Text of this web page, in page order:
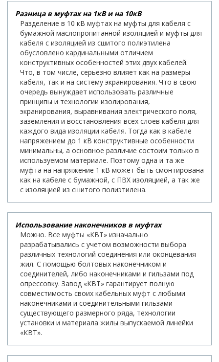
Разница в муфтах на 1кВ и на 10кВ
Разделение в 10 кВ муфтах на муфты для кабеля с
бумажной маслопропитанной изоляцией и муфты для
кабеля с изоляцией из сшитого полиэтилена
обусловлено кардинальными отличием
конструктивных особенностей этих двух кабелей.
Что, в том числе, серьезно влияет как на размеры
кабеля, так и на систему экранирования. Что в свою
очередь вынуждает использовать различные
принципы и технологии изолирования,
экранирования, выравнивания электрического поля,
заземления и восстановления всех слоев кабеля для
каждого вида изоляции кабеля. Тогда как в кабеле
напряжением до 1 кВ конструктивные особенности
минимальны, а основное различие состоим только в
используемом материале. Поэтому одна и та же
муфта на напряжение 1 кВ может быть смонтирована
как на кабеле с бумажной, с ПВХ изоляцией, а так же
с изоляцией из сшитого полиэтилена.
Использование наконечников в муфтах
Можно. Все муфты «КВТ» изначально
разрабатывались с учетом возможности выбора
различных технологий соединения или оконцевания
жил. С помощью болтовых наконечником и
соединителей, либо наконечниками и гильзами под
опрессовку. Завод «КВТ» гарантирует полную
совместимость своих кабельных муфт с любыми
наконечниками и соединительными гильзами
существующего размерного ряда, технологии
установки и материала жилы выпускаемой линейки
«КВТ».